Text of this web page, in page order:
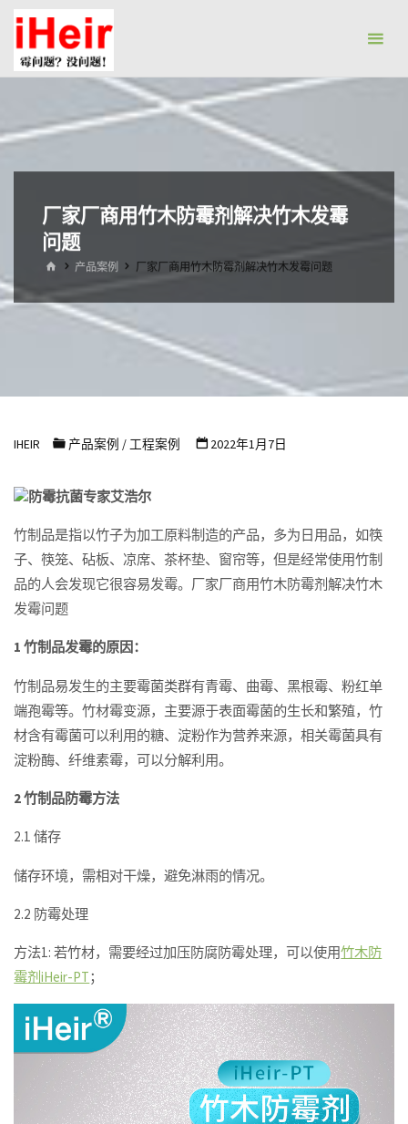
抗
菌
水
干
广
艾
尔
霉
抗
菌
科
有
公
司
厂家厂商用竹木防霉剂解决竹木发霉
问题
首 产品案例 厂家厂商用竹木防霉剂解决竹木发霉问题
IHEIR 产品案例 / 工程案例 2022年1月7日
防霉抗菌专家艾浩尔
竹制品是指以竹子为加工原料制造的产品，多为日用品，如筷
子、筷笼、砧板、凉席、茶杯垫、窗帘等，但是经常使用竹制
品的人会发现它很容易发霉。厂家厂商用竹木防霉剂解决竹木
发霉问题
1 竹制品发霉的原因：
竹制品易发生的主要霉菌类群有青霉、曲霉、黑根霉、粉红单
端孢霉等。竹材霉变源，主要源于表面霉菌的生长和繁殖，竹
材含有霉菌可以利用的糖、淀粉作为营养来源，相关霉菌具有
淀粉酶、纤维素霉，可以分解利用。
2 竹制品防霉方法
2.1 储存
储存环境，需相对干燥，避免淋雨的情况。
2.2 防霉处理
方法1: 若竹材，需要经过加压防腐防霉处理，可以使用竹木防
霉剂iHeir-PT；